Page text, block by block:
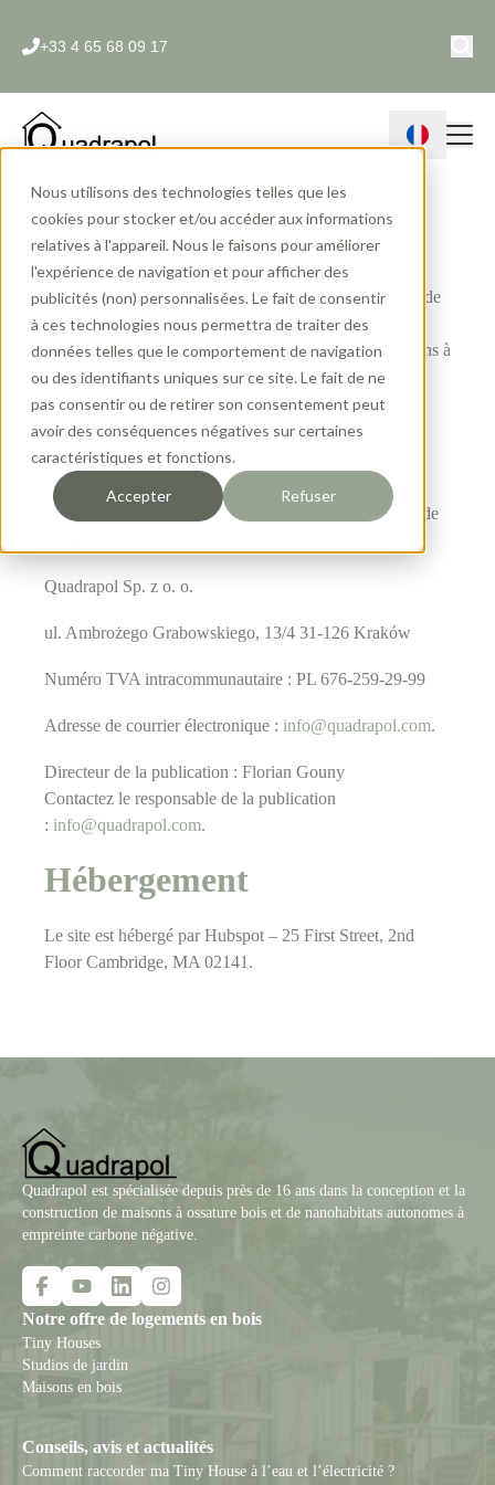
Nous utilisons des technologies telles que les
cookies pour stocker et/ou accéder aux informations
relatives à l'appareil. Nous le faisons pour améliorer
l'expérience de navigation et pour afficher des
publicités (non) personnalisées. Le fait de consentir
à ces technologies nous permettra de traiter des
données telles que le comportement de navigation
ou des identifiants uniques sur ce site. Le fait de ne
pas consentir ou de retirer son consentement peut
avoir des conséquences négatives sur certaines
caractéristiques et fonctions.
Accepter Refuser
+33 4 65 68 09 17
Mentions légales
Conformément aux dispositions des articles 6-III et 19 de
la Loi n° 2004-575 du 21 juin 2004 pour la Confiance
dans l’économie numérique, dite L.C.E.N., nous portons à
la connaissance des utilisateurs et visiteurs du site
www.quadrapol.com les informations suivantes :
Éditeur
Le site www.quadrapol.com est la propriété exclusive de
Quadrapol Sp. z o. o.
ul. Ambrożego Grabowskiego, 13/4 31-126 Kraków
Numéro TVA intracommunautaire : PL 676-259-29-99
Adresse de courrier électronique : info@quadrapol.com.
Directeur de la publication : Florian Gouny
Contactez le responsable de la publication
: info@quadrapol.com.
Hébergement
Le site est hébergé par Hubspot – 25 First Street, 2nd
Floor Cambridge, MA 02141.
Quadrapol est spécialisée depuis près de 16 ans dans la conception et la
construction de maisons à ossature bois et de nanohabitats autonomes à
empreinte carbone négative.
Notre offre de logements en bois
Tiny Houses
Studios de jardin
Maisons en bois
Conseils, avis et actualités
Comment raccorder ma Tiny House à l’eau et l’électricité ?